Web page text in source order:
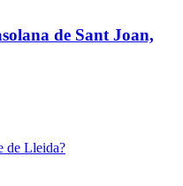
de Sant Joan,